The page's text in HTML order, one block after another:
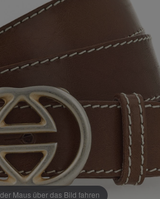
Maus über das Bild fahren